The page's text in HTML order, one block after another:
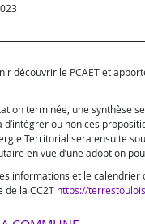
découvrir le PCAET et
terminée, une synthèse
d’intégrer ou non ces
Territorial sera ensuite
en vue d’une adoption
informations et le calendrier
de la CC2T https://